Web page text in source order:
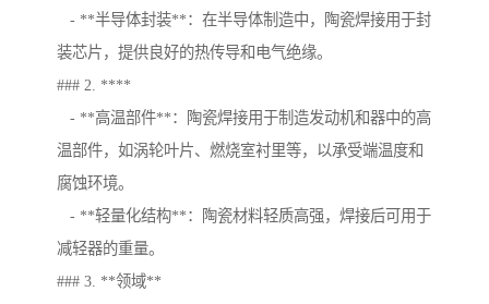
- **半导体封装**：在半导体制造中，陶瓷焊接用于封
装芯片，提供良好的热传导和电气绝缘。
### 2. ****
- **高温部件**：陶瓷焊接用于制造发动机和器中的高
温部件，如涡轮叶片、燃烧室衬里等，以承受端温度和
腐蚀环境。
- **轻量化结构**：陶瓷材料轻质高强，焊接后可用于
减轻器的重量。
### 3. **领域**